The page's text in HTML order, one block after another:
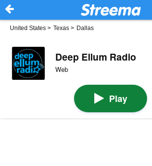
United States > Texas > Dallas
Deep Ellum Radio
Web
Play